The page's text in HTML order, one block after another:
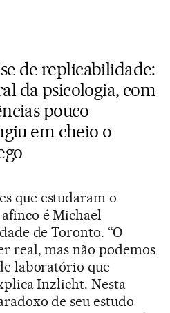
de replicabilidade:
da psicologia, com
pouco
em cheio o
que estudaram o
é Michael
de Toronto. “O
real, mas não podemos
laboratório que
Inzlicht. Nesta
de seu estudo